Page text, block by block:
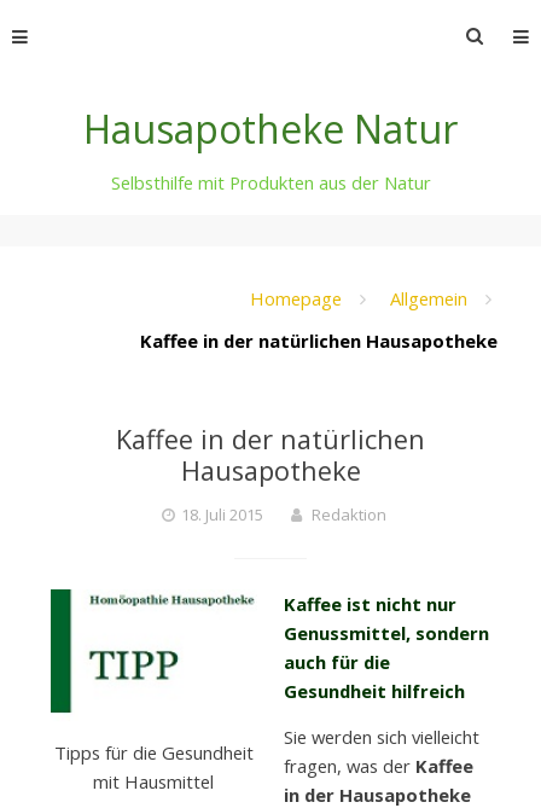
to
Hausapotheke Natur
Selbsthilfe mit Produkten aus der Natur
Homepage
Allgemein
Kaffee in der natürlichen Hausapotheke
Kaffee in der natürlichen
Hausapotheke
18. Juli 2015 Redaktion
Tipps für die Gesundheit
mit Hausmittel
Kaffee ist nicht nur
Genussmittel, sondern
auch für die
Gesundheit hilfreich
Sie werden sich vielleicht
fragen, was der Kaffee
in der Hausapotheke